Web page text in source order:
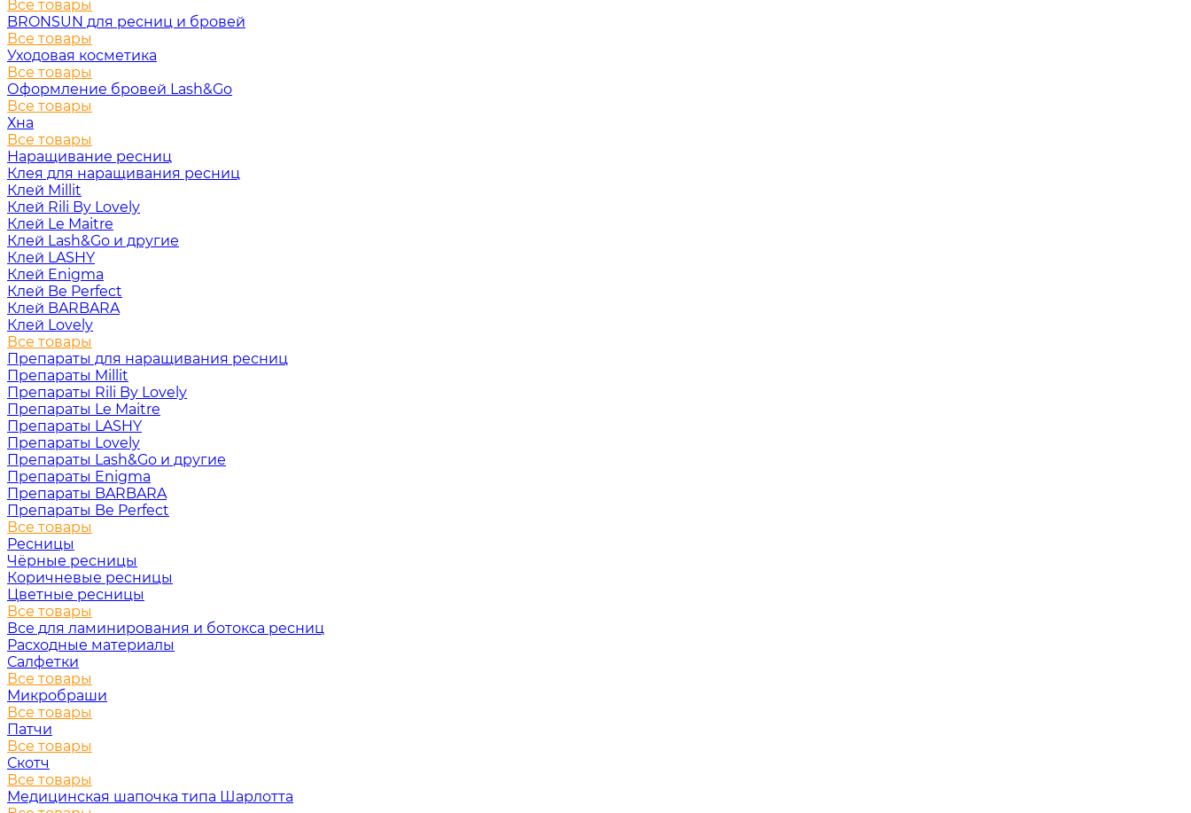
Все товары
BRONSUN для ресниц и бровей
Все товары
Уходовая косметика
Все товары
Оформление бровей Lash&Go
Все товары
Хна
Все товары
Наращивание ресниц
Клея для наращивания ресниц
Клей Millit
Клей Rili By Lovely
Клей Le Maitre
Клей Lash&Go и другие
Клей LASHY
Клей Enigma
Клей Be Perfect
Клей BARBARA
Клей Lovely
Все товары
Препараты для наращивания ресниц
Препараты Millit
Препараты Rili By Lovely
Препараты Le Maitre
Препараты LASHY
Препараты Lovely
Препараты Lash&Go и другие
Препараты Enigma
Препараты BARBARA
Препараты Be Perfect
Все товары
Ресницы
Чёрные ресницы
Коричневые ресницы
Цветные ресницы
Все товары
Все для ламинирования и ботокса ресниц
Расходные материалы
Салфетки
Все товары
Микробраши
Все товары
Патчи
Все товары
Скотч
Все товары
Медицинская шапочка типа Шарлотта